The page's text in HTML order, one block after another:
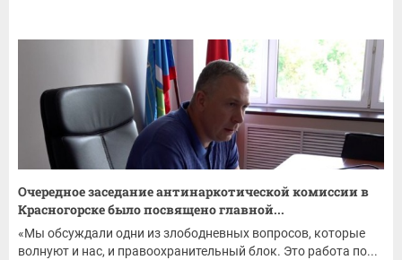
Очередное заседание антинаркотической комиссии в
Красногорске было посвящено главной...
«Мы обсуждали одни из злободневных вопросов, которые
волнуют и нас, и правоохранительный блок. Это работа по...